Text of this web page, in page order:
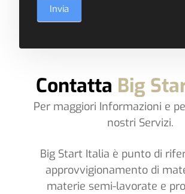
Invia
Contatta Big
Per maggiori Informazioni e
nostri Servizi.
Big Start Italia è punto di
approvvigionamento di
materie semi-lavorate e